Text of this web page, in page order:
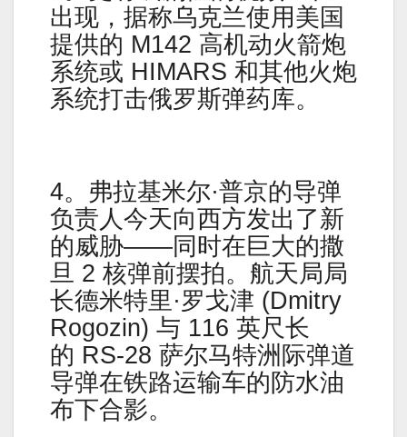
出现，据称乌克兰使用美国
提供的 M142 高机动火箭炮
系统或 HIMARS 和其他火炮
系统打击俄罗斯弹药库。
4。弗拉基米尔·普京的导弹
负责人今天向西方发出了新
的威胁——同时在巨大的撒
旦 2 核弹前摆拍。航天局局
长德米特里·罗戈津 (Dmitry
Rogozin) 与 116 英尺长
的 RS-28 萨尔马特洲际弹道
导弹在铁路运输车的防水油
布下合影。